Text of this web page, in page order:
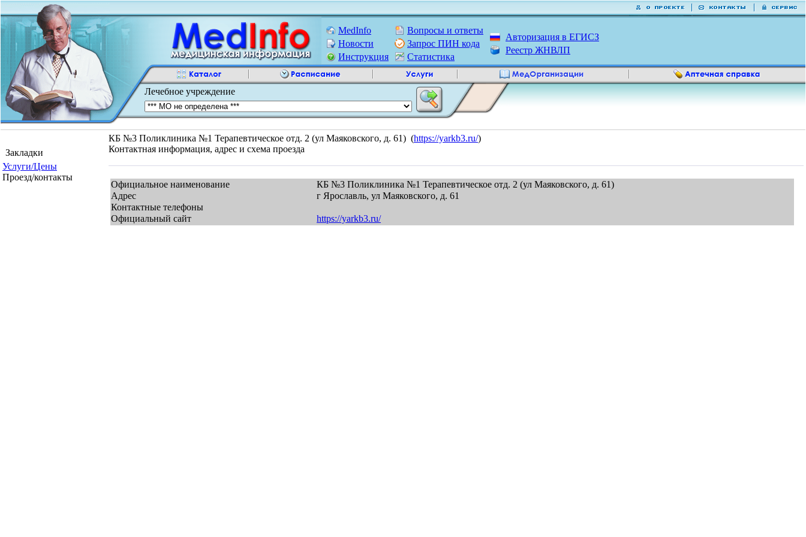
MedInfo
Новости
Инструкция
Вопросы и ответы
Запрос ПИН кода
Статистика
Авторизация в ЕГИСЗ
Реестр ЖНВЛП
Лечебное учреждение
Закладки
Услуги/Цены
Проезд/контакты
КБ №3 Поликлиника №1 Терапевтическое отд. 2 (ул Маяковского, д. 61) (https://yarkb3.ru/)
Контактная информация, адрес и схема проезда
Официальное наименование
КБ №3 Поликлиника №1 Терапевтическое отд. 2 (ул Маяковского, д. 61)
Адрес
г Ярославль, ул Маяковского, д. 61
Контактные телефоны
Официальный сайт
https://yarkb3.ru/